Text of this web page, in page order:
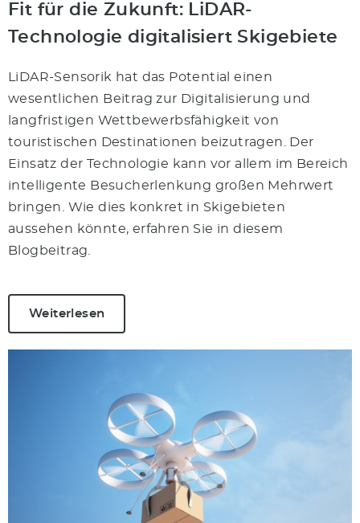
Fit für die Zukunft: LiDAR-
Technologie digitalisiert Skigebiete
LiDAR-Sensorik hat das Potential einen
wesentlichen Beitrag zur Digitalisierung und
langfristigen Wettbewerbsfähigkeit von
touristischen Destinationen beizutragen. Der
Einsatz der Technologie kann vor allem im Bereich
intelligente Besucherlenkung großen Mehrwert
bringen. Wie dies konkret in Skigebieten
aussehen könnte, erfahren Sie in diesem
Blogbeitrag.
Weiterlesen